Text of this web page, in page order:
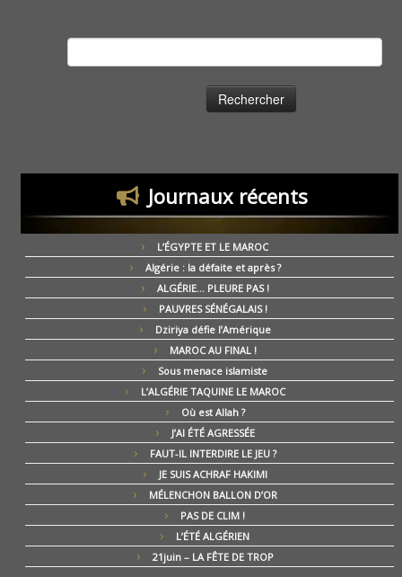
Journaux récents
L’ÉGYPTE ET LE MAROC
Algérie : la défaite et après ?
ALGÉRIE… PLEURE PAS !
PAUVRES SÉNÉGALAIS !
Dziriya défie l’Amérique
MAROC AU FINAL !
Sous menace islamiste
L’ALGÉRIE TAQUINE LE MAROC
Où est Allah ?
J’AI ÉTÉ AGRESSÉE
FAUT-IL INTERDIRE LE JEU ?
JE SUIS ACHRAF HAKIMI
MÉLENCHON BALLON D’OR
PAS DE CLIM !
L’ÉTÉ ALGÉRIEN
21juin – LA FÊTE DE TROP